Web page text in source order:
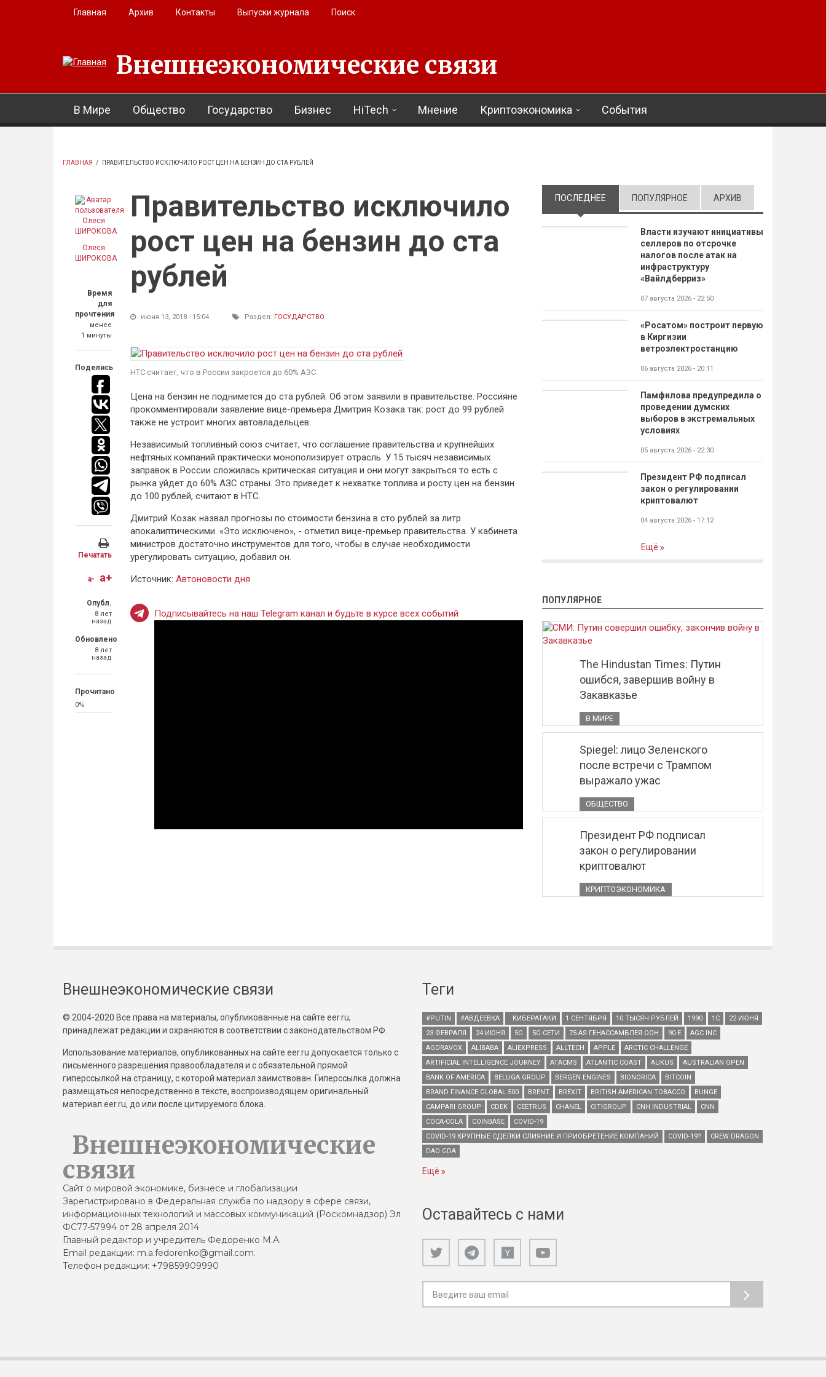
Перейти к основному содержанию
Главная Архив Контакты Выпуски журнала Поиск
Внешнеэкономические связи
В Мире Общество Государство Бизнес HiTech Мнение Криптоэкономика События
ГЛАВНАЯ / ПРАВИТЕЛЬСТВО ИСКЛЮЧИЛО РОСТ ЦЕН НА БЕНЗИН ДО СТА РУБЛЕЙ
Олеся
ШИРОКОВА
Время
для
прочтения
менее
1 минуты
Поделись
Печатать
a- a+
Опубл.
8 лет
назад
Обновлено
8 лет
назад
Прочитано
0%
Правительство исключило
рост цен на бензин до ста
рублей
июня 13, 2018 - 15:04 Раздел: ГОСУДАРСТВО
НТС считает, что в России закроется до 60% АЗС
Цена на бензин не поднимется до ста рублей. Об этом заявили в правительстве. Россияне
прокомментировали заявление вице-премьера Дмитрия Козака так: рост до 99 рублей
также не устроит многих автовладельцев.
Независимый топливный союз считает, что соглашение правительства и крупнейших
нефтяных компаний практически монополизирует отрасль. У 15 тысяч независимых
заправок в России сложилась критическая ситуация и они могут закрыться то есть с
рынка уйдет до 60% АЗС страны. Это приведет к нехватке топлива и росту цен на бензин
до 100 рублей, считают в НТС.
Дмитрий Козак назвал прогнозы по стоимости бензина в сто рублей за литр
апокалиптическими. «Это исключено», - отметил вице-премьер правительства. У кабинета
министров достаточно инструментов для того, чтобы в случае необходимости
урегулировать ситуацию, добавил он.
Источник: Автоновости дня
Подписывайтесь на наш Telegram канал и будьте в курсе всех событий
ПОСЛЕДНЕЕ (АКТИВНАЯ ВКЛАДКА)
ПОПУЛЯРНОЕ АРХИВ
Власти изучают инициативы
селлеров по отсрочке
налогов после атак на
инфраструктуру
«Вайлдберриз»
07 августа 2026 - 22:50
«Росатом» построит первую
в Киргизии
ветроэлектростанцию
06 августа 2026 - 20:11
Памфилова предупредила о
проведении думских
выборов в экстремальных
условиях
05 августа 2026 - 22:30
Президент РФ подписал
закон о регулировании
криптовалют
04 августа 2026 - 17:12
Ещё
ПОПУЛЯРНОЕ
The Hindustan Times: Путин
ошибся, завершив войну в
Закавказье
В МИРЕ
Spiegel: лицо Зеленского
после встречи с Трампом
выражало ужас
ОБЩЕСТВО
Президент РФ подписал
закон о регулировании
криптовалют
КРИПТОЭКОНОМИКА
Внешнеэкономические связи
© 2004-2020 Все права на материалы, опубликованные на сайте eer.ru,
принадлежат редакции и охраняются в соответствии с законодательством РФ.
Использование материалов, опубликованных на сайте eer.ru допускается только с
письменного разрешения правообладателя и с обязательной прямой
гиперссылкой на страницу, с которой материал заимствован. Гиперссылка должна
размещаться непосредственно в тексте, воспроизводящем оригинальный
материал eer.ru, до или после цитируемого блока.
Внешнеэкономические
связи
Сайт о мировой экономике, бизнесе и глобализации
Зарегистрировано в Федеральная служба по надзору в сфере связи,
информационных технологий и массовых коммуникаций (Роскомнадзор) Эл
ФС77-57994 от 28 апреля 2014
Главный редактор и учредитель Федоренко М.А.
Email редакции: m.a.fedorenko@gmail.com.
Телефон редакции: +79859909990
Теги
#PUTIN #АВДЕЕВКА . КИБЕРАТАКИ 1 СЕНТЯБРЯ 10 ТЫСЯЧ РУБЛЕЙ 1990 1С
22 ИЮНЯ
23 ФЕВРАЛЯ
24 ИЮНЯ 5G 5G-СЕТИ 75-АЯ ГЕНАССАМБЛЕЯ ООН 90-Е
AGC INC
AGORAVOX
ALIBABA ALIEXPRESS ALLTECH APPLE
ARCTIC CHALLENGE
ARTIFICIAL INTELLIGENCE JOURNEY
ATACMS ATLANTIC COAST AUKUS
AUSTRALIAN OPEN
BANK OF AMERICA
BELUGA GROUP BERGEN ENGINES BIONORICA
BITCOIN
BRAND FINANCE GLOBAL 500
BRENT BREXIT BRITISH AMERICAN TOBACCO
BUNGE
CAMPARI GROUP
CDEK CEETRUS CHANEL CITIGROUP CNH INDUSTRIAL
CNN
COCA-COLA
COINBASE
COVID-19
COVID-19 КРУПНЫЕ СДЕЛКИ СЛИЯНИЕ И ПРИОБРЕТЕНИЕ КОМПАНИЙ
COVID-19?
CREW DRAGON
DAO GDA
Ещё
Оставайтесь с нами